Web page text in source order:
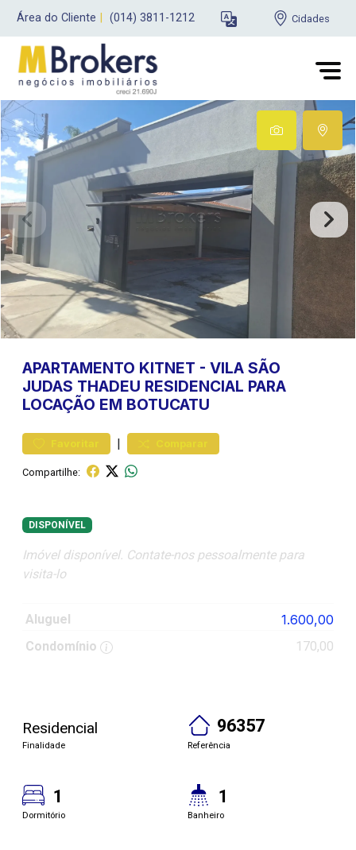
Área do Cliente (014) 3811-1212 Cidades
APARTAMENTO KITNET - VILA SÃO
JUDAS THADEU RESIDENCIAL PARA
LOCAÇÃO EM BOTUCATU
Favoritar | Comparar
Compartilhe:
DISPONÍVEL
Imóvel disponível. Contate-nos pessoalmente para
visita-lo
Aluguel 1.600,00
Condomínio 170,00
Residencial
Finalidade
96357
Referência
1
Dormitório
1
Banheiro